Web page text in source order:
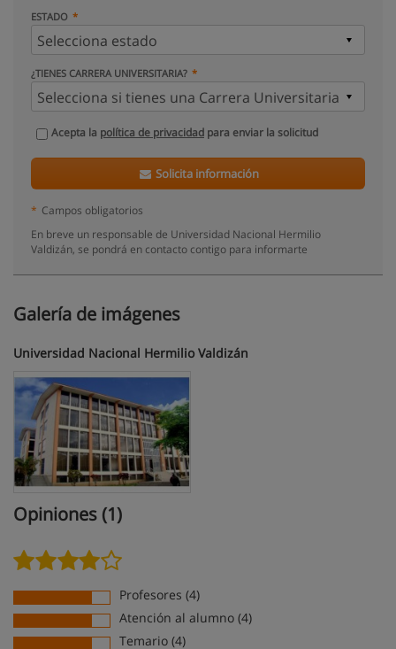
ESTADO
¿TIENES CARRERA UNIVERSITARIA?
Acepta la política de privacidad para enviar la solicitud
Solicita información
* Campos obligatorios
En breve un responsable de Universidad Nacional Hermilio
Valdizán, se pondrá en contacto contigo para informarte
Galería de imágenes
Universidad Nacional Hermilio Valdizán
Opiniones (1)
Profesores (4)
Atención al alumno (4)
Temario (4)